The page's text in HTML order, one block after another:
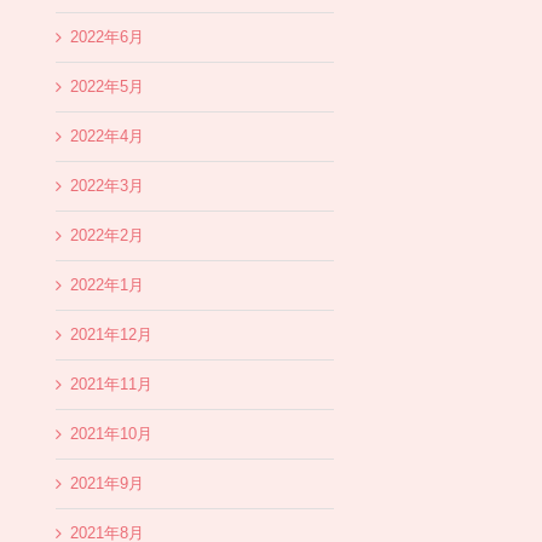
2022年6月
2022年5月
2022年4月
2022年3月
2022年2月
2022年1月
2021年12月
2021年11月
2021年10月
2021年9月
2021年8月